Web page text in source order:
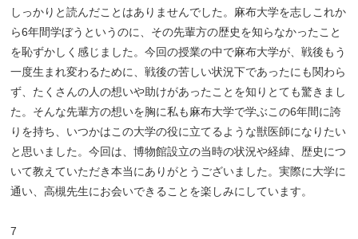
しっかりと読んだことはありませんでした。麻布大学を志しこれか
ら6年間学ぼうというのに、その先輩方の歴史を知らなかったこと
を恥ずかしく感じました。今回の授業の中で麻布大学が、戦後もう
一度生まれ変わるために、戦後の苦しい状況下であったにも関わら
ず、たくさんの人の想いや助けがあったことを知りとても驚きまし
た。そんな先輩方の想いを胸に私も麻布大学で学ぶこの6年間に誇
りを持ち、いつかはこの大学の役に立てるような獣医師になりたい
と思いました。今回は、博物館設立の当時の状況や経緯、歴史につ
いて教えていただき本当にありがとうございました。実際に大学に
通い、高槻先生にお会いできることを楽しみにしています。
7